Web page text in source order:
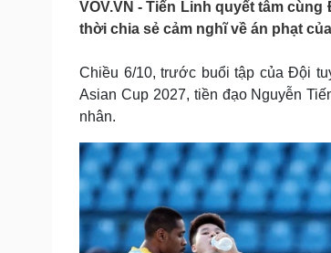
Tin nóng
Tư vấn luật
Việt Nam
Phân tích
Sức khỏe
Cây thuốc
Sản phụ khoa
Nhi khoa
Nam khoa
Làm đẹp - giảm cân
Phòng mạch online
Đời sống
Blog
Tình yêu -
VOV.VN - Tiến Linh quyết tâm
thời chia sẻ cảm nghĩ về án phạt
Chiều 6/10, trước buổi tập của Đội
Asian Cup 2027, tiền đạo Nguyễn
nhân.